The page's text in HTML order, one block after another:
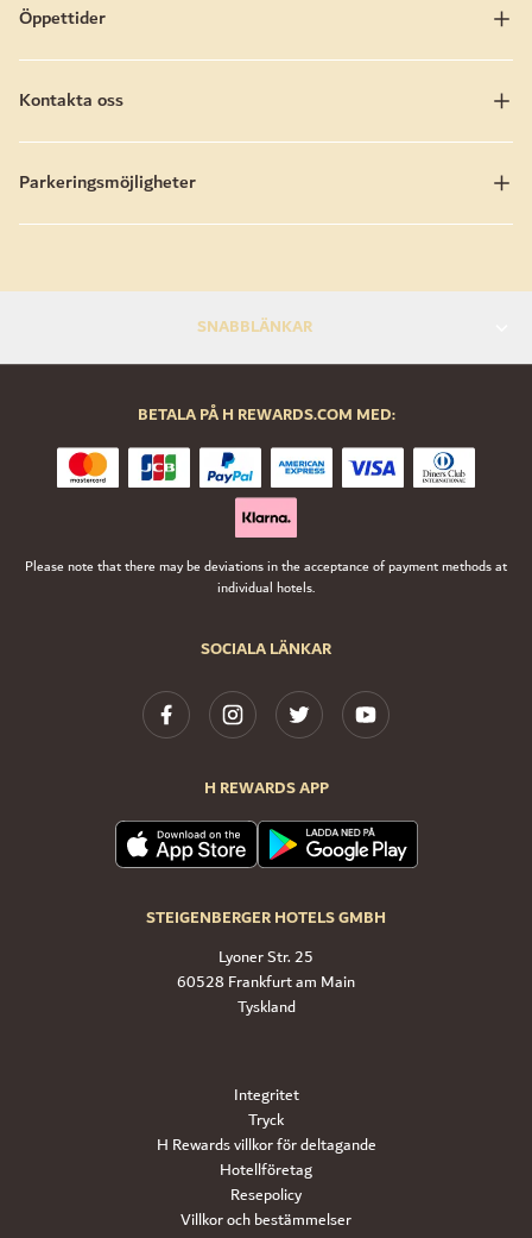
Öppettider
Kontakta oss
Parkeringsmöjligheter
SNABBLÄNKAR
SOCIALA LÄNKAR
H REWARDS APP
STEIGENBERGER HOTELS GMBH
Lyoner Str. 25
60528 Frankfurt am Main
Tyskland
BETALA PÅ H REWARDS.COM MED:
Please note that there may be deviations in the acceptance of payment methods at
individual hotels.
Integritet
Tryck
H Rewards villkor för deltagande
Hotellföretag
Resepolicy
Villkor och bestämmelser